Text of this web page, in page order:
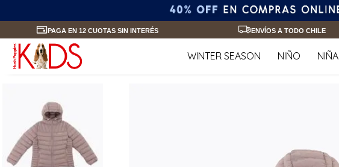
PAGA EN 12 CUOTAS SIN INTERÉS ENVÍOS A TODO CHILE
WINTER SEASON NIÑO NIÑA